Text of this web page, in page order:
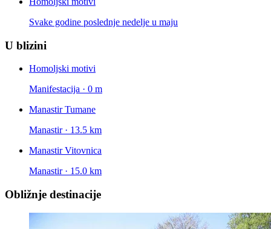
Svake godine poslednje nedelje u maju
U blizini
Homoljski motivi
Manifestacija · 0 m
Manastir Tumane
Manastir · 13.5 km
Manastir Vitovnica
Manastir · 15.0 km
Obližnje destinacije